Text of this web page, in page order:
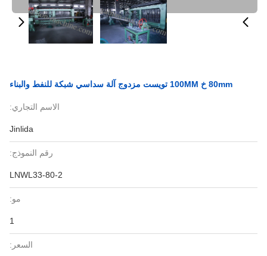
80mm خ 100MM تويست مزدوج آلة سداسي شبكة للنفط والبناء
الاسم التجاري:
Jinlida
رقم النموذج:
LNWL33-80-2
مو:
السعر: